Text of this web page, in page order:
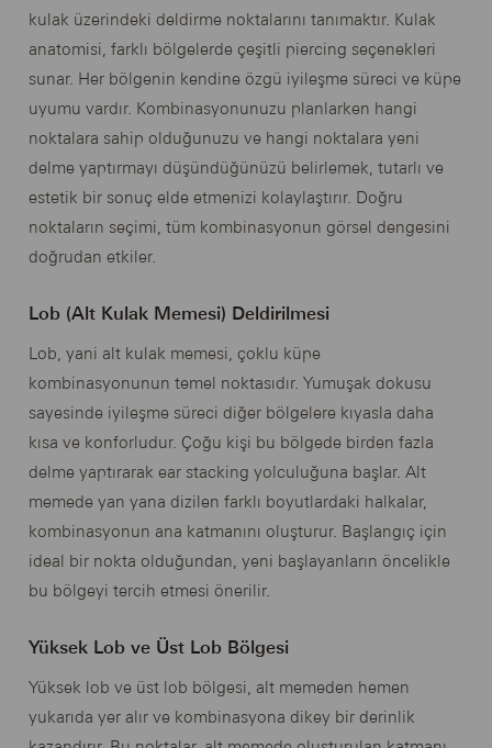
kulak üzerindeki deldirme noktalarını tanımaktır. Kulak
anatomisi, farklı bölgelerde çeşitli piercing seçenekleri
sunar. Her bölgenin kendine özgü iyileşme süreci ve küpe
uyumu vardır. Kombinasyonunuzu planlarken hangi
noktalara sahip olduğunuzu ve hangi noktalara yeni
delme yaptırmayı düşündüğünüzü belirlemek, tutarlı ve
estetik bir sonuç elde etmenizi kolaylaştırır. Doğru
noktaların seçimi, tüm kombinasyonun görsel dengesini
doğrudan etkiler.
Lob (Alt Kulak Memesi) Deldirilmesi
Lob, yani alt kulak memesi, çoklu küpe
kombinasyonunun temel noktasıdır. Yumuşak dokusu
sayesinde iyileşme süreci diğer bölgelere kıyasla daha
kısa ve konforludur. Çoğu kişi bu bölgede birden fazla
delme yaptırarak ear stacking yolculuğuna başlar. Alt
memede yan yana dizilen farklı boyutlardaki halkalar,
kombinasyonun ana katmanını oluşturur. Başlangıç için
ideal bir nokta olduğundan, yeni başlayanların öncelikle
bu bölgeyi tercih etmesi önerilir.
Yüksek Lob ve Üst Lob Bölgesi
Yüksek lob ve üst lob bölgesi, alt memeden hemen
yukarıda yer alır ve kombinasyona dikey bir derinlik